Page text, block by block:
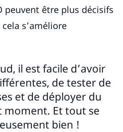
peuvent être plus décisifs
s’améliore
il est facile d’avoir
de tester de
et de déployer du
moment. Et tout se
bien !